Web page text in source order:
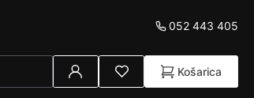
052 443 405
Košarica